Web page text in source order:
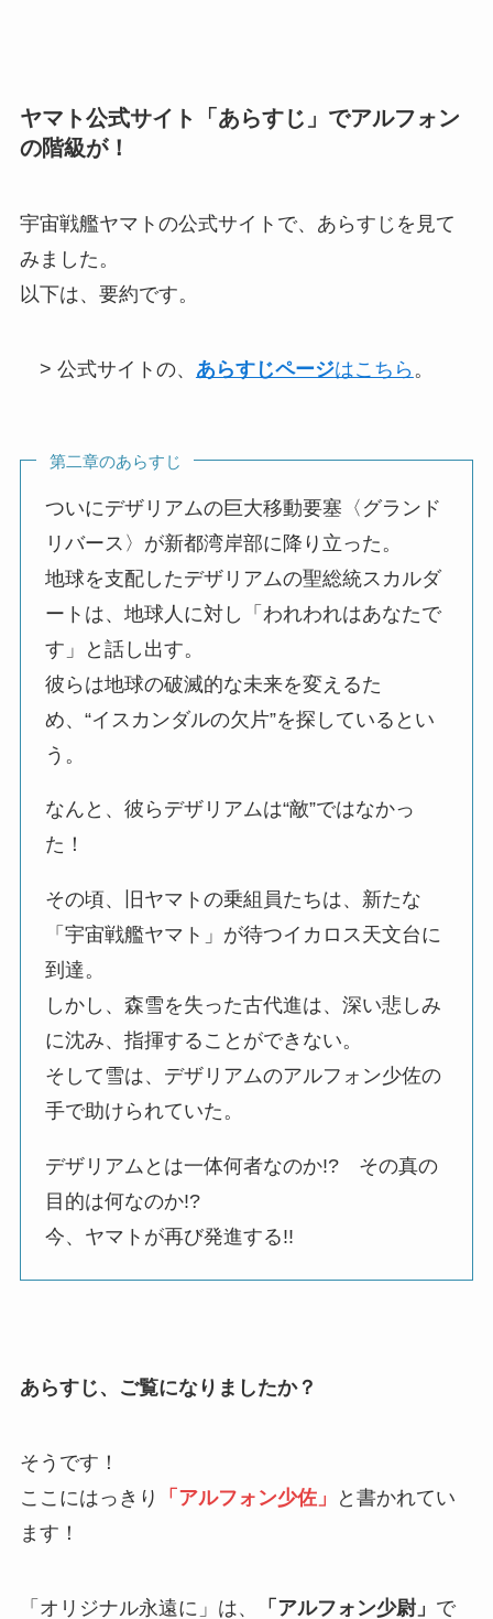
ヤマト公式サイト「あらすじ」でアルフォン
の階級が！
宇宙戦艦ヤマトの公式サイトで、あらすじを見て
みました。
以下は、要約です。
> 公式サイトの、 あらすじページはこちら 。
第二章のあらすじ
ついにデザリアムの巨大移動要塞〈グランド
リバース〉が新都湾岸部に降り立った。
地球を支配したデザリアムの聖総統スカルダ
ートは、地球人に対し「われわれはあなたで
す」と話し出す。
彼らは地球の破滅的な未来を変えるた
め、“イスカンダルの欠片”を探しているとい
う。
なんと、彼らデザリアムは“敵”ではなかっ
た！
その頃、旧ヤマトの乗組員たちは、新たな
「宇宙戦艦ヤマト」が待つイカロス天文台に
到達。
しかし、森雪を失った古代進は、深い悲しみ
に沈み、指揮することができない。
そして雪は、デザリアムのアルフォン少佐の
手で助けられていた。
デザリアムとは一体何者なのか!? その真の
目的は何なのか!?
今、ヤマトが再び発進する!!
あらすじ、ご覧になりましたか？
そうです！
ここにはっきり
「アルフォン少佐」
と書かれてい
ます！
「オリジナル永遠に」は、 「アルフォン少尉」 で